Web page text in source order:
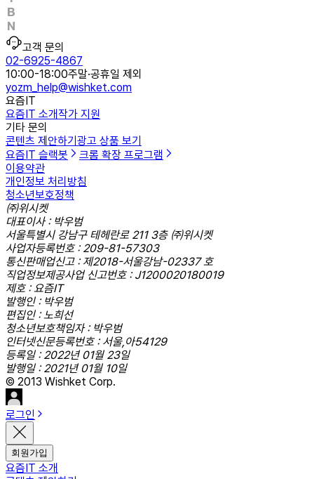
고객 문의
02-6925-4867
10:00-18:00주말·공휴일 제외
yozm_help@wishket.com
요즘IT
요즘IT 소개작가 지원
기타 문의
콘텐츠 제안하기 광고 상품 보기
요즘IT 슬랙봇
크롬 확장 프로그램
이용약관
개인정보 처리방침
청소년보호정책
㈜위시켓
대표이사 : 박우범
서울특별시 강남구 테헤란로 211 3층 ㈜위시켓
사업자등록번호 : 209-81-57303
통신판매업신고 : 제2018-서울강남-02337 호
직업정보제공사업 신고번호 : J1200020180019
제호 : 요즘IT
발행인 : 박우범
편집인 : 노희선
청소년보호책임자 : 박우범
인터넷신문등록번호 : 서울,아54129
등록일 : 2022년 01월 23일
발행일 : 2021년 01월 10일
© 2013 Wishket Corp.
로그인
회원가입
요즘IT 소개